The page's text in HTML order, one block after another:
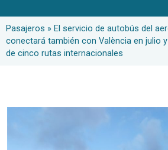
Pasajeros » El servicio de autobús del
conectará también con València en julio
de cinco rutas internacionales